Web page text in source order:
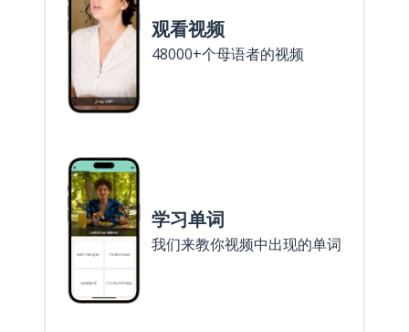
观看视频
48000+个母语者的视频
学习单词
我们来教你视频中出现的单词